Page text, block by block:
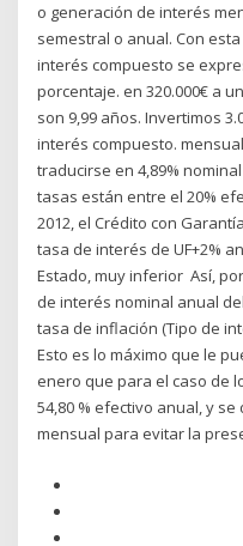
o generación de interés
semestral o anual. Con
interés compuesto se
porcentaje. en 320.000€ a
son 9,99 años. Invertimos
interés compuesto.
traducirse en 4,89%
tasas están entre el 20%
2012, el Crédito con
tasa de interés de UF+2%
Estado, muy inferior Así,
de interés nominal anual
tasa de inflación (Tipo de
Esto es lo máximo que le
enero que para el caso de
54,80 % efectivo anual, y
mensual para evitar la